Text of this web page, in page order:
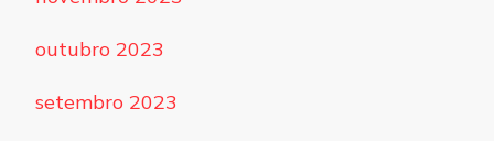
outubro 2023
setembro 2023